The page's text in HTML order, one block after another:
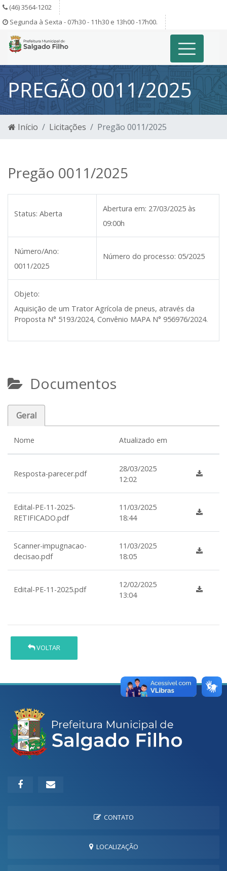
(46) 3564-1202
Segunda à Sexta - 07h30 - 11h30 e 13h00 -17h00.
PREGÃO 0011/2025
Início Licitações Pregão 0011/2025
Pregão 0011/2025
Status: Aberta
Abertura em: 27/03/2025 às
09:00h
Número/Ano:
0011/2025
Número do processo: 05/2025
Objeto:
Aquisição de um Trator Agrícola de pneus, através da
Proposta N° 5193/2024, Convênio MAPA N° 956976/2024.
Documentos
Geral
Nome Atualizado em
Resposta-parecer.pdf
28/03/2025
12:02
Edital-PE-11-2025-
RETIFICADO.pdf
11/03/2025
18:44
Scanner-impugnacao-
decisao.pdf
11/03/2025
18:05
Edital-PE-11-2025.pdf
12/02/2025
13:04
VOLTAR
CONTATO
LOCALIZAÇÃO